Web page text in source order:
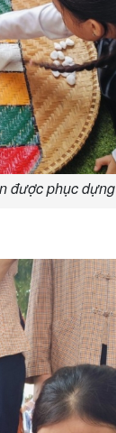
được phục dựng